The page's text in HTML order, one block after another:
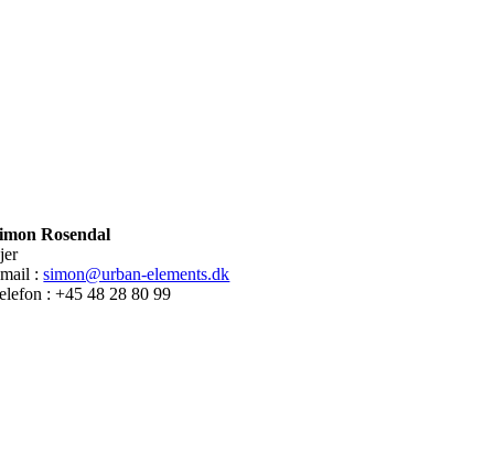
Rosendal
:simon@urban-elements.dk
: +45 48 28 80 99